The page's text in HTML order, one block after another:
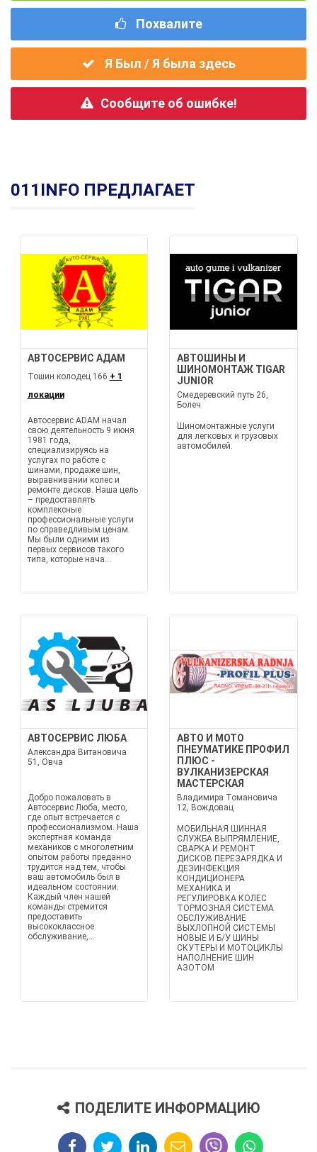
Похвалите
Я Был / Я была здесь
Сообщите об ошибке!
011INFO ПРЕДЛАГАЕТ
АВТОСЕРВИС АДАМ
Тошин колодец 166 + 1
локации
Автосервис ADAM начал
свою деятельность 9 июня
1981 года,
специализируясь на
услугах по работе с
шинами, продаже шин,
выравнивании колес и
ремонте дисков. Наша цель
– предоставлять
комплексные
профессиональные услуги
по справедливым ценам.
Мы были одними из
первых сервисов такого
типа, которые нача...
АВТОШИНЫ И
ШИНОМОНТАЖ TIGAR
JUNIOR
Смедеревский путь 26,
Болеч
Шиномонтажные услуги
для легковых и грузовых
автомобилей.
АВТОСЕРВИС ЛЮБА
Александра Витановича
51, Овча
Добро пожаловать в
Автосервис Люба, место,
где опыт встречается с
профессионализмом. Наша
экспертная команда
механиков с многолетним
опытом работы преданно
трудится над тем, чтобы
ваш автомобиль был в
идеальном состоянии.
Каждый член нашей
команды стремится
предоставить
высококлассное
обслуживание,...
АВТО И МОТО
ПНЕУМАТИКЕ ПРОФИЛ
ПЛЮС -
ВУЛКАНИЗЕРСКАЯ
МАСТЕРСКАЯ
Владимира Томановича
12, Вождовац
МОБИЛЬНАЯ ШИННАЯ
СЛУЖБА ВЫПРЯМЛЕНИЕ,
СВАРКА И РЕМОНТ
ДИСКОВ ПЕРЕЗАРЯДКА И
ДЕЗИНФЕКЦИЯ
КОНДИЦИОНЕРА
МЕХАНИКА И
РЕГУЛИРОВКА КОЛЕС
ТОРМОЗНАЯ СИСТЕМА
ОБСЛУЖИВАНИЕ
ВЫХЛОПНОЙ СИСТЕМЫ
НОВЫЕ И Б/У ШИНЫ
СКУТЕРЫ И МОТОЦИКЛЫ
НАПОЛНЕНИЕ ШИН
АЗОТОМ
ПОДЕЛИТЕ ИНФОРМАЦИЮ